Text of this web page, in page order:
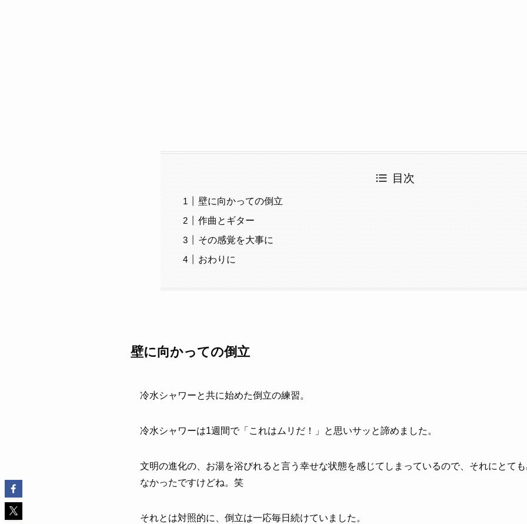
目次
壁に向かっての倒立
作曲とギター
その感覚を大事に
おわりに
壁に向かっての倒立
冷水シャワーと共に始めた倒立の練習。
冷水シャワーは1週間で「これはムリだ！」と思いサッと諦めました。
文明の進化の、お湯を浴びれると言う幸せな状態を感じてしまっているので、それにとて
なかったですけどね。笑
それとは対照的に、倒立は一応毎日続けていました。